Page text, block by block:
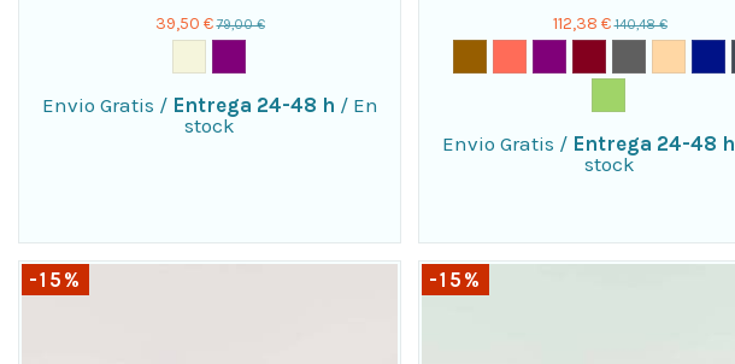
39,50 € 79,00 €
Envio Gratis / Entrega 24-48 h / En
stock
112,38 € 140,48 €
Envio Gratis / Entrega 24-48 h
stock
-15% -15%